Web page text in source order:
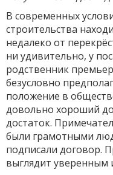
В современных
строительства
недалеко от
ни удивительно, у
родственник
безусловно
положение в
довольно хороший
достаток.
были грамотными
подписали договор.
выглядит уверенным